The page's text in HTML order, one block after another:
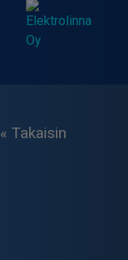
content
« Takaisin